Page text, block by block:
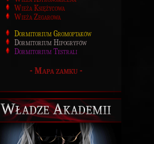
Wieża Księżycowa
Wieża Zegarowa
Dormitorium Gromoptaków
Dormitorium Hipogryfów
Dormitorium Testrali
- Mapa zamku-
Władze Akademii